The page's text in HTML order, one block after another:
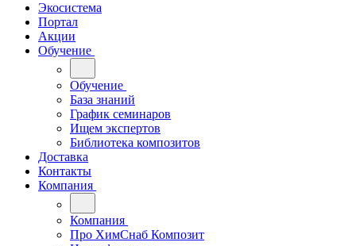
Экосистема
Портал
Акции
Обучение
Обучение
База знаний
График семинаров
Ищем экспертов
Библиотека композитов
Доставка
Контакты
Компания
Компания
Про ХимСнаб Композит